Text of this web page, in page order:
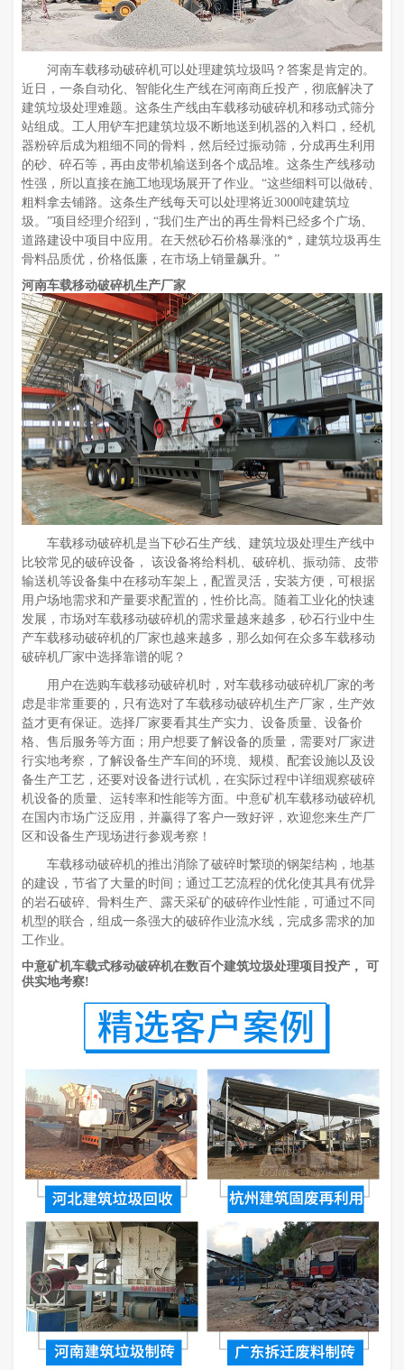
河南车载移动破碎机可以处理建筑垃圾吗？答案是肯定的。
近日，一条自动化、智能化生产线在河南商丘投产，彻底解决了
建筑垃圾处理难题。这条生产线由车载移动破碎机和移动式筛分
站组成。工人用铲车把建筑垃圾不断地送到机器的入料口，经机
器粉碎后成为粗细不同的骨料，然后经过振动筛，分成再生利用
的砂、碎石等，再由皮带机输送到各个成品堆。这条生产线移动
性强，所以直接在施工地现场展开了作业。“这些细料可以做砖、
粗料拿去铺路。这条生产线每天可以处理将近3000吨建筑垃
圾。”项目经理介绍到，“我们生产出的再生骨料已经多个广场、
道路建设中项目中应用。在天然砂石价格暴涨的*，建筑垃圾再生
骨料品质优，价格低廉，在市场上销量飙升。”
河南车载移动破碎机生产厂家
车载移动破碎机是当下砂石生产线、建筑垃圾处理生产线中
比较常见的破碎设备， 该设备将给料机、破碎机、振动筛、皮带
输送机等设备集中在移动车架上，配置灵活，安装方便，可根据
用户场地需求和产量要求配置的，性价比高。随着工业化的快速
发展，市场对车载移动破碎机的需求量越来越多，砂石行业中生
产车载移动破碎机的厂家也越来越多，那么如何在众多车载移动
破碎机厂家中选择靠谱的呢？
用户在选购车载移动破碎机时，对车载移动破碎机厂家的考
虑是非常重要的，只有选对了车载移动破碎机生产厂家，生产效
益才更有保证。选择厂家要看其生产实力、设备质量、设备价
格、售后服务等方面；用户想要了解设备的质量，需要对厂家进
行实地考察，了解设备生产车间的环境、规模、配套设施以及设
备生产工艺，还要对设备进行试机，在实际过程中详细观察破碎
机设备的质量、运转率和性能等方面。中意矿机车载移动破碎机
在国内市场广泛应用，并赢得了客户一致好评，欢迎您来生产厂
区和设备生产现场进行参观考察！
车载移动破碎机的推出消除了破碎时繁琐的钢架结构，地基
的建设，节省了大量的时间；通过工艺流程的优化使其具有优异
的岩石破碎、骨料生产、露天采矿的破碎作业性能，可通过不同
机型的联合，组成一条强大的破碎作业流水线，完成多需求的加
工作业。
中意矿机车载式移动破碎机在数百个建筑垃圾处理项目投产， 可
供实地考察!